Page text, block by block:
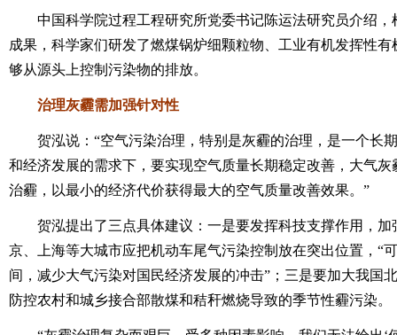
中国科学院过程工程研究所党委书记陈运法研究员介绍，
成果，科学家们研发了燃煤锅炉细颗粒物、工业有机发挥性
够从源头上控制污染物的排放。
治理灰霾需加强针对性
贺泓说：“空气污染治理，特别是灰霾的治理，是一个长
和经济发展的需求下，要实现空气质量长期稳定改善，大气
治霾，以最小的经济代价获得最大的空气质量改善效果。”
贺泓提出了三点具体建议：一是要发挥科技支撑作用，加
京、上海等大城市应把机动车尾气污染控制放在突出位置，“
间，减少大气污染对国民经济发展的冲击”；三是要加大我国
防控农村和城乡接合部散煤和秸秆燃烧导致的季节性霾污染。